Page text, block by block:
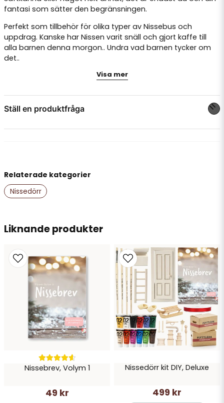
fantasi som sätter den begränsningen.
Perfekt som tillbehör för olika typer av Nissebus och
uppdrag. Kanske har Nissen varit snäll och gjort kaffe till
alla barnen denna morgon.. Undra vad barnen tycker om
det..
Färg: Silver
Avtagbart lock
Visa mer
Ställ en produktfråga
name
Namn
email
Mejladress
Ja, ni får publicera min fråga
Skicka fråga
Liknande produkter
Nissebrev, Volym 1
49 kr
Nissedörr kit DIY, Deluxe
499 kr
Relaterade kategorier
Nissedörr